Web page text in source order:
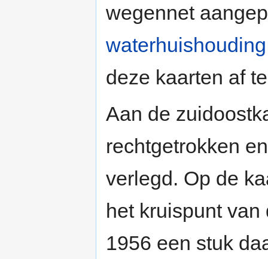
wegennet
waterhuishouding
deze kaarten af
Aan de
rechtgetrokken
verlegd. Op de
het kruispunt
1956 een stuk